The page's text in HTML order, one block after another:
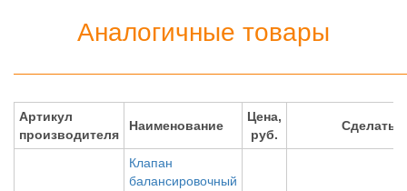
Аналогичные товары
Артикул
производителя
Наименование
Цена,
руб.
Сделать
Клапан
балансировочный